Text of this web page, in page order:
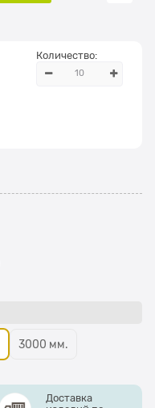
Количество:
3000 мм.
Доставка